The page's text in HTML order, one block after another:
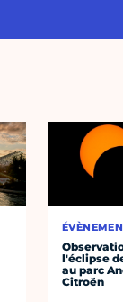
l'éclipse
au parc
Citroën